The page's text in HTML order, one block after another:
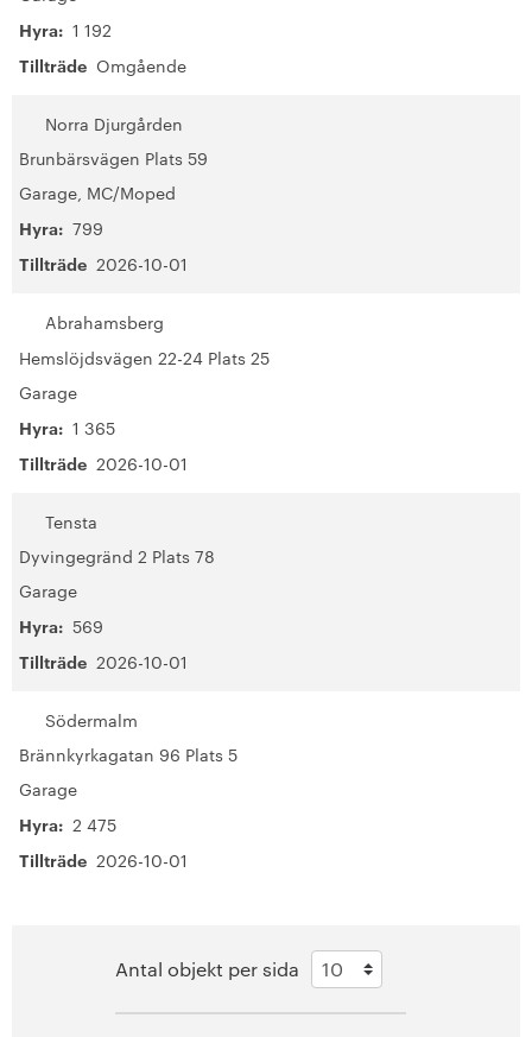
Hyra: 1 192
Tillträde Omgående
Norra Djurgården
Brunbärsvägen Plats 59
Garage, MC/Moped
Hyra: 799
Tillträde 2026-10-01
Abrahamsberg
Hemslöjdsvägen 22-24 Plats 25
Garage
Hyra: 1 365
Tillträde 2026-10-01
Tensta
Dyvingegränd 2 Plats 78
Garage
Hyra: 569
Tillträde 2026-10-01
Södermalm
Brännkyrkagatan 96 Plats 5
Garage
Hyra: 2 475
Tillträde 2026-10-01
Antal objekt per sida